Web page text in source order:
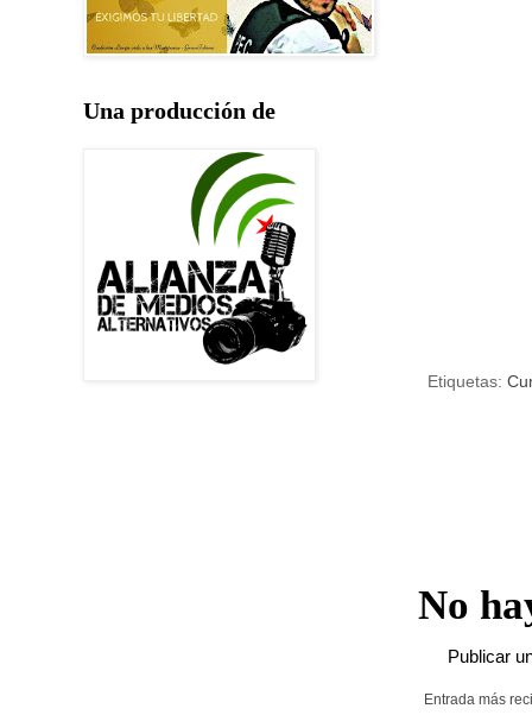
Etiquetas:
No
Publicar
Entrada más
Una producción de